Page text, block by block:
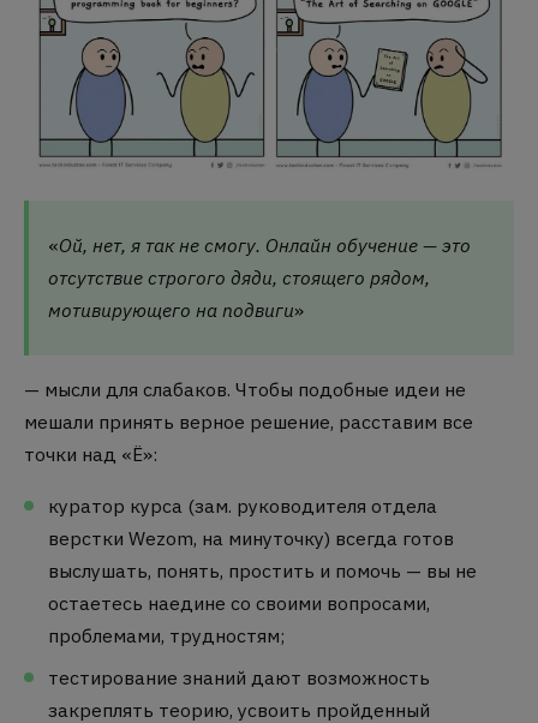
«Ой, нет, я так не смогу. Онлайн обучение —это
отсутствие строгого дяди, стоящего рядом,
мотивирующего на подвиги»
— мысли для слабаков. Чтобы подобные идеи не
мешали принять верное решение, расставим все
точки над «Ё»:
куратор курса (зам. руководителя отдела
верстки Wezom, на минуточку) всегда готов
выслушать, понять, простить и помочь — вы не
остаетесь наедине со своими вопросами,
проблемами, трудностям;
тестирование знаний дают возможность
закреплять теорию, усвоить пройденный